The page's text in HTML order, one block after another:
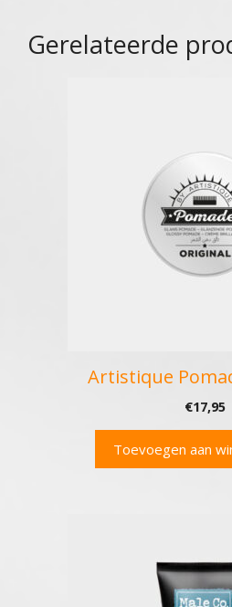
Gerelateerde
Artistique
€17,95
Toevoegen aan